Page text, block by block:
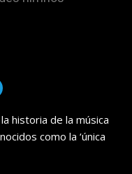
historia de la música
como la ‘única